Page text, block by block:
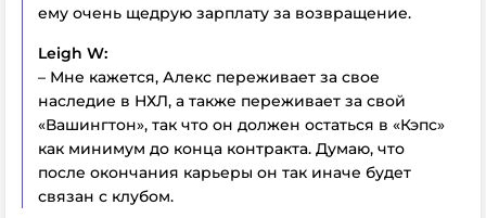
ему очень щедрую зарплату за возвращение.
Leigh W:
– Мне кажется, Алекс переживает за свое
наследие в НХЛ, а также переживает за свой
«Вашингтон», так что он должен остаться в «Кэпс»
как минимум до конца контракта. Думаю, что
после окончания карьеры он так иначе будет
связан с клубом.